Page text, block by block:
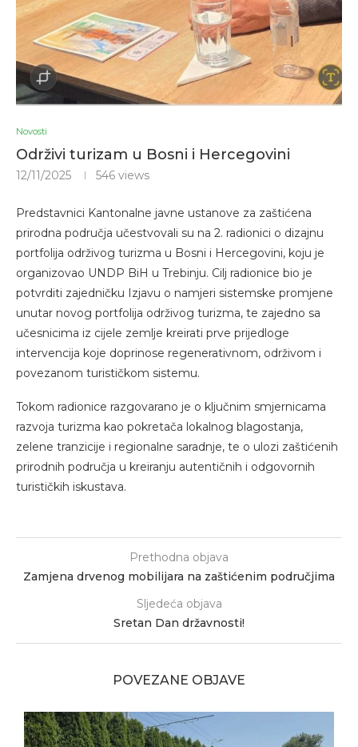
Novosti
Održivi turizam u Bosni i Hercegovini
12/11/2025 546 views
Predstavnici Kantonalne javne ustanove za zaštićena
prirodna područja učestvovali su na 2. radionici o dizajnu
portfolija održivog turizma u Bosni i Hercegovini, koju je
organizovao UNDP BiH u Trebinju. Cilj radionice bio je
potvrditi zajedničku Izjavu o namjeri sistemske promjene
unutar novog portfolija održivog turizma, te zajedno sa
učesnicima iz cijele zemlje kreirati prve prijedloge
intervencija koje doprinose regenerativnom, održivom i
povezanom turističkom sistemu.
Tokom radionice razgovarano je o ključnim smjernicama
razvoja turizma kao pokretača lokalnog blagostanja,
zelene tranzicije i regionalne saradnje, te o ulozi zaštićenih
prirodnih područja u kreiranju autentičnih i odgovornih
turističkih iskustava.
Prethodna objava
Zamjena drvenog mobilijara na zaštićenim područjima
Sljedeća objava
Sretan Dan državnosti!
POVEZANE OBJAVE